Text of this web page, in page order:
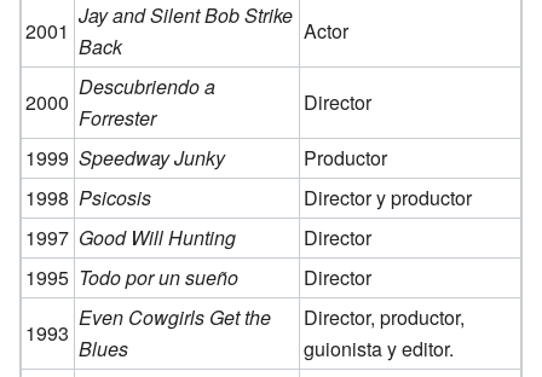
2001
Jay and Silent Bob Strike
Back
Actor
2000
Descubriendo a
Forrester
Director
1999 Speedway Junky
Productor
1998 Psicosis
Director y productor
1997 Good Will Hunting
Director
1995 Todo por un sueño
Director
1993
Even Cowgirls Get the
Blues
Director, productor,
guionista y editor.